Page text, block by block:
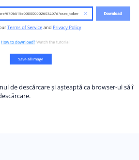
de descărcare și așteaptă ca browser-ul să î